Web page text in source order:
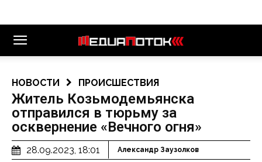
НОВОСТИ ПРОИСШЕСТВИЯ
Житель Козьмодемьянска
отправился в тюрьму за
осквернение «Вечного огня»
28.09.2023, 18:01 Александр Заузолков